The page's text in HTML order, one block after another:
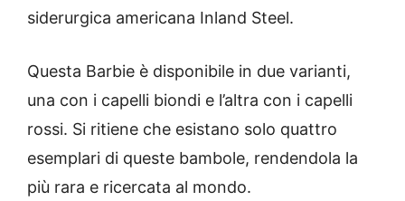
siderurgica americana Inland Steel.
Questa Barbie è disponibile in due varianti,
una con i capelli biondi e l’altra con i capelli
rossi. Si ritiene che esistano solo quattro
esemplari di queste bambole, rendendola la
più rara e ricercata al mondo.